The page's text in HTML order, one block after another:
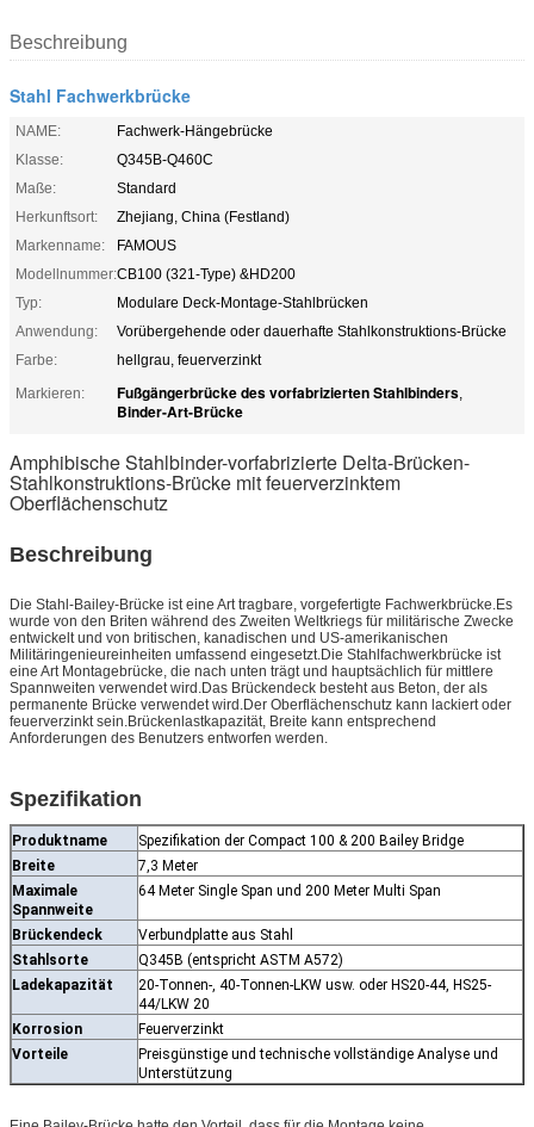
Beschreibung
Stahl Fachwerkbrücke
NAME:
Fachwerk-Hängebrücke
Klasse:
Q345B-Q460C
Maße:
Standard
Herkunftsort:
Zhejiang, China (Festland)
Markenname:
FAMOUS
Modellnummer:CB100 (321-Type) &HD200
Typ:
Modulare Deck-Montage-Stahlbrücken
Anwendung:
Vorübergehende oder dauerhafte Stahlkonstruktions-Brücke
Farbe:
hellgrau, feuerverzinkt
Markieren:
Fußgängerbrücke des vorfabrizierten Stahlbinders,
Binder-Art-Brücke
Amphibische Stahlbinder-vorfabrizierte Delta-Brücken-
Stahlkonstruktions-Brücke mit feuerverzinktem
Oberflächenschutz
Beschreibung
Die Stahl-Bailey-Brücke ist eine Art tragbare, vorgefertigte Fachwerkbrücke.Es
wurde von den Briten während des Zweiten Weltkriegs für militärische Zwecke
entwickelt und von britischen, kanadischen und US-amerikanischen
Militäringenieureinheiten umfassend eingesetzt.Die Stahlfachwerkbrücke ist
eine Art Montagebrücke, die nach unten trägt und hauptsächlich für mittlere
Spannweiten verwendet wird.Das Brückendeck besteht aus Beton, der als
permanente Brücke verwendet wird.Der Oberflächenschutz kann lackiert oder
feuerverzinkt sein.Brückenlastkapazität, Breite kann entsprechend
Anforderungen des Benutzers entworfen werden.
Spezifikation
Produktname
Spezifikation der Compact 100 & 200 Bailey Bridge
Breite
7,3 Meter
Maximale
Spannweite
64 Meter Single Span und 200 Meter Multi Span
Brückendeck
Verbundplatte aus Stahl
Stahlsorte
Q345B (entspricht ASTM A572)
Ladekapazität
20-Tonnen-, 40-Tonnen-LKW usw. oder HS20-44, HS25-
44/LKW 20
Korrosion
Feuerverzinkt
Vorteile
Preisgünstige und technische vollständige Analyse und
Unterstützung